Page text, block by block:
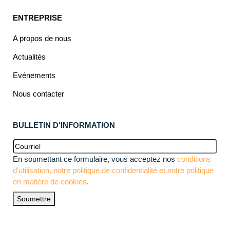
ENTREPRISE
A propos de nous
Actualités
Evénements
Nous contacter
BULLETIN D'INFORMATION
E-
mail(Obligatoire)
En soumettant ce formulaire, vous acceptez nos conditions
d'utilisation, notre politique de confidentialité et notre politique
en matière de cookies.
Soumettre